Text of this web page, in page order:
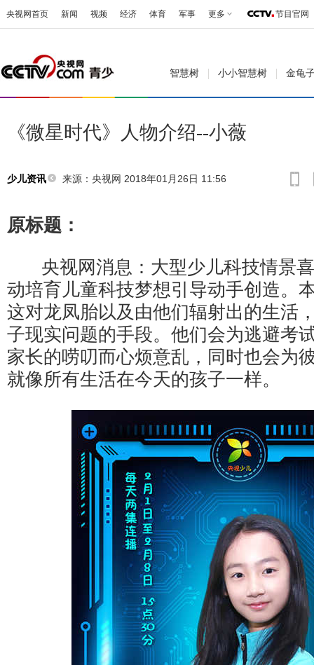
央视网首页 新闻 视频 经济 体育 军事 更多 节目官网
智慧树 小小智慧树 金龟
《微星时代》人物介绍--小薇
少儿资讯 来源：央视网 2018年01月26日 11:56
原标题：
央视网消息：大型少儿科技情景喜
动培育儿童科技梦想引导动手创造。
这对龙凤胎以及由他们辐射出的生活
子现实问题的手段。他们会为逃避考
家长的唠叨而心烦意乱，同时也会为
就像所有生活在今天的孩子一样。